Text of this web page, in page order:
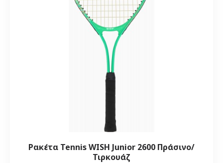
Ρακέτα Tennis WISH Junior 2600 Πράσινο/
Τιρκουάζ